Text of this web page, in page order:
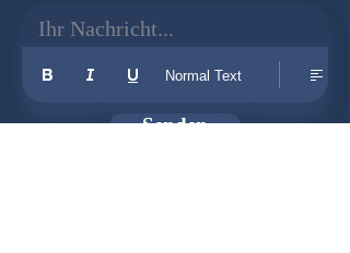
Ihr Nachricht...
Normal Text
Senden